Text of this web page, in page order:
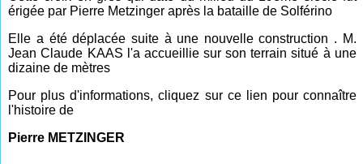
érigée par Pierre Metzinger après la bataille de Solférino
Elle a été déplacée suite à une nouvelle construction . M.
Jean Claude KAAS l'a accueillie sur son terrain situé à une
dizaine de mètres
Pour plus d'informations, cliquez sur ce lien pour connaître
l'histoire de
Pierre METZINGER